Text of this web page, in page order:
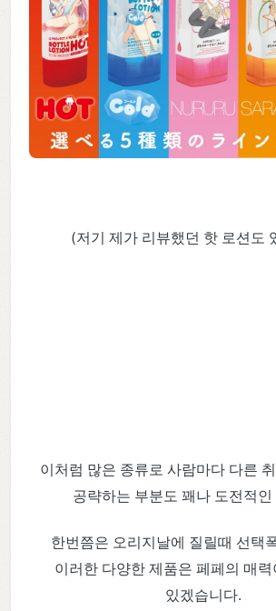
(저기 제가 리뷰했던 핫 로션도
이처럼 많은 종류로 사람마다 다른
공략하는 부분도 꽤나 도전적인
한번쯤은 오리지날에 질릴때 선택
이러한 다양한 제품은 페페의 매
있겠습니다.